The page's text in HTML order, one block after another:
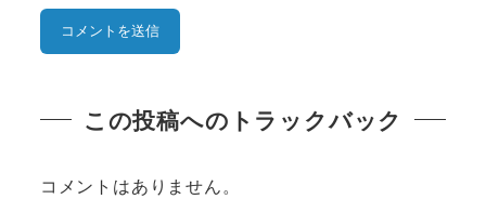
この投稿へのトラックバック
コメントはありません。